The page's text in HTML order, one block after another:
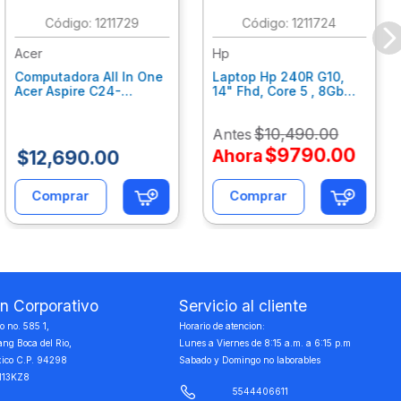
: 1211729
Acer
Computadora All In One
Acer Aspire C24-
Dq.Bmjal.002
$12,690.00
Comprar
:1211724
Hp
Laptop Hp 240R G10,
14" Fhd, Core 5 , 8Gb
Antes$10,490.00
Ahora$9790.00
Comprar
Corporativo
no. 585 1,
Boca del Rio,
C.P. 94298
Servicio al cliente
Horario de atencion:
Lunes a Viernes de 8:15 a.m. a 6:15 p.m
Sabado y Domingo no laborables
5544406611